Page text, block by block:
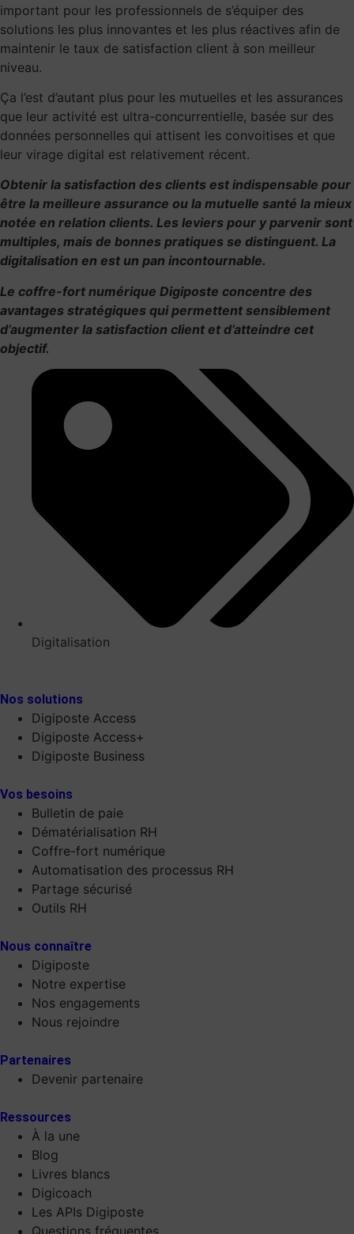
important pour les professionnels de s’équiper des
solutions les plus innovantes et les plus réactives afin de
maintenir le taux de satisfaction client à son meilleur
niveau.
Ça l’est d’autant plus pour les mutuelles et les assurances
que leur activité est ultra-concurrentielle, basée sur des
données personnelles qui attisent les convoitises et que
leur virage digital est relativement récent.
Obtenir la satisfaction des clients est indispensable pour
être la meilleure assurance ou la mutuelle santé la mieux
notée en relation clients. Les leviers pour y parvenir sont
multiples, mais de bonnes pratiques se distinguent. La
digitalisation en est un pan incontournable.
Le coffre-fort numérique Digiposte concentre des
avantages stratégiques qui permettent sensiblement
d’augmenter la satisfaction client et d’atteindre cet
objectif.
Digitalisation
Nos solutions
Digiposte Access
Digiposte Access+
Digiposte Business
Vos besoins
Bulletin de paie
Dématérialisation RH
Coffre-fort numérique
Automatisation des processus RH
Partage sécurisé
Outils RH
Nous connaître
Digiposte
Notre expertise
Nos engagements
Nous rejoindre
Partenaires
Devenir partenaire
Ressources
À la une
Blog
Livres blancs
Digicoach
Les APIs Digiposte
Questions fréquentes